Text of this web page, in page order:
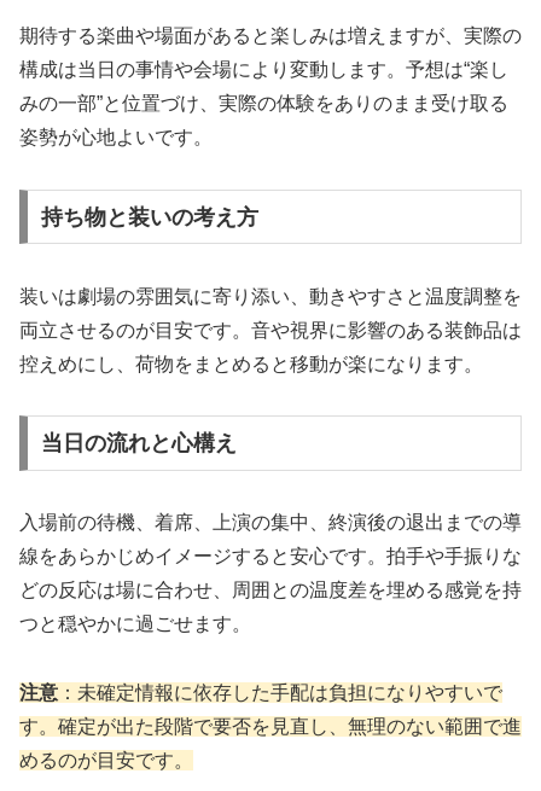
期待する楽曲や場面があると楽しみは増えますが、実際の
構成は当日の事情や会場により変動します。予想は“楽し
みの一部”と位置づけ、実際の体験をありのまま受け取る
姿勢が心地よいです。
持ち物と装いの考え方
装いは劇場の雰囲気に寄り添い、動きやすさと温度調整を
両立させるのが目安です。音や視界に影響のある装飾品は
控えめにし、荷物をまとめると移動が楽になります。
当日の流れと心構え
入場前の待機、着席、上演の集中、終演後の退出までの導
線をあらかじめイメージすると安心です。拍手や手振りな
どの反応は場に合わせ、周囲との温度差を埋める感覚を持
つと穏やかに過ごせます。
注意 ：未確定情報に依存した手配は負担になりやすいで
す。確定が出た段階で要否を見直し、無理のない範囲で進
めるのが目安です。